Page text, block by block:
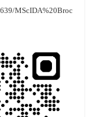
MScIDA%20Broc